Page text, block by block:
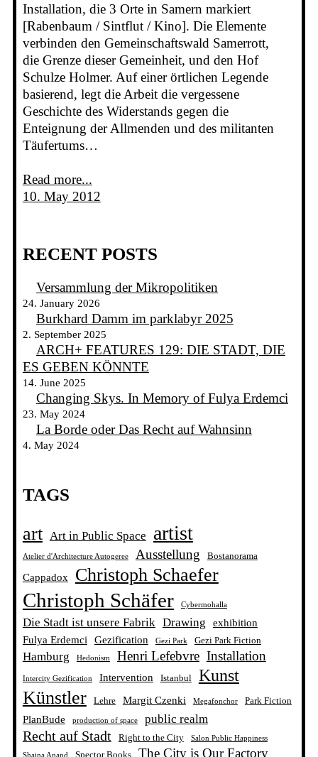
Installation, die 3 Orte in Samern markiert
[Rabenbaum / Sintflut / Kino]. Die Elemente
verbinden den Gemeinschaftswald Samerrott,
die Grenze dieser Gemeinheit, und den Hof
Schulze Holmer. Auf einer örtlichen Legende
basierend, legt die Arbeit die vergessene
Geschichte des Widerstands gegen die
Enteignung der Allmenden und des militanten
Täufertums…
Read more...
10. May 2012
RECENT POSTS
Versammlung der Mikropolitiken
24. January 2026
Burkhard Damm im parklabyr 2025
2. September 2025
ARCH+ FEATURES 129: DIE STADT, DIE
ES GEBEN KÖNNTE
14. June 2025
Changing Skys. In Memory of Fulya Erdemci
23. May 2024
La Borde oder Das Recht auf Wahnsinn
4. May 2024
TAGS
art Art in Public Space artist
Atelier d'Architecture Autogeree Ausstellung Bostanorama
Cappadox Christoph Schaefer
Christoph Schäfer Cybermohalla
Die Stadt ist unsere Fabrik Drawing
exhibition
Fulya Erdemci
Gezification Gezi Park Gezi Park Fiction
Hamburg Hedonism Henri Lefebvre Installation
Intercity Gezification Intervention Istanbul Kunst
Künstler Lehre Margit Czenki Megafonchor Park Fiction
PlanBude production of space public realm
Recht auf Stadt Right to the City Salon Public Happiness
Shaina Anand Spector Books The City is Our Factory